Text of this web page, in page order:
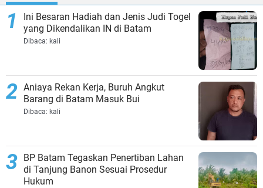
Ini Besaran Hadiah dan Jenis Judi Togel
yang Dikendalikan IN di Batam
Dibaca: kali
Aniaya Rekan Kerja, Buruh Angkut
Barang di Batam Masuk Bui
Dibaca: kali
BP Batam Tegaskan Penertiban Lahan
di Tanjung Banon Sesuai Prosedur
Hukum